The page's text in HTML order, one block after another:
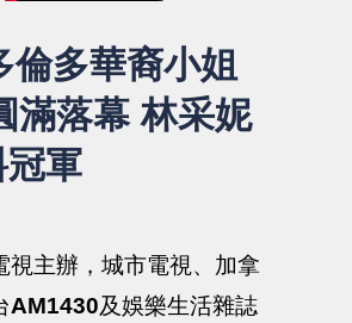
倫多華裔小姐
滿落幕 林采妮
軍
視主辦，城市電視、加拿
AM1430及娛樂生活雜誌